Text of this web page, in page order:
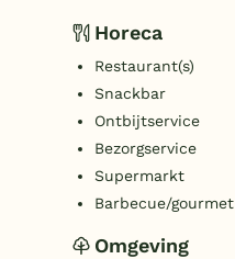
Horeca
Restaurant(s)
Snackbar
Ontbijtservice
Bezorgservice
Supermarkt
Barbecue/gourmet
Omgeving